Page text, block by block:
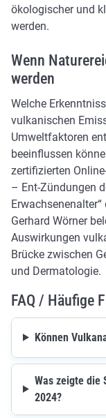
ökologischer und
werden.
Wenn
werden
Welche
vulkanischen
Umweltfaktoren
beeinflussen
zertifizierten
– Ent-Zündungen
Gerhard Wörner
Auswirkungen
Brücke zwischen
und Dermatologie.
FAQ / Häufige
Können
Was zeigte die
2024?